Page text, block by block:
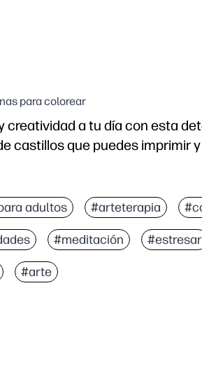
para colorear
creatividad a tu día con esta
castillos que puedes imprimir
basta con descargar,
y el espacio
fortalece el control
para perder el cerebro,
adultos #arteterapia
#meditación #estresar
#arte